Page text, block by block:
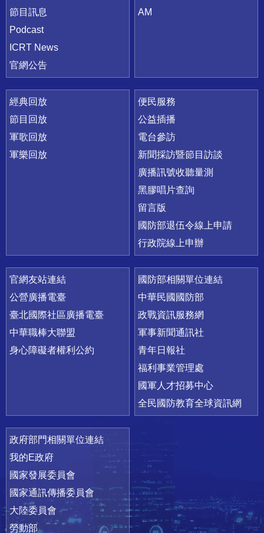
節目訊息
Podcast
ICRT News
官網公告
AM
經典回放
節目回放
軍歌回放
軍樂回放
便民服務
公益插播
電台參訪
新聞採訪暨節目訪談
廣播訊號收聽量測
黑膠唱片查詢
留言版
國防部退伍令線上申請
行政院線上申辦
官網友站連結
公營廣播電臺
臺北國際社區廣播電臺
中華職棒大聯盟
身心障礙者權利公約
國防部相關單位連結
中華民國國防部
政戰資訊服務網
軍事新聞通訊社
青年日報社
福利事業管理處
國軍人才招募中心
全民國防教育全球資訊網
政府部門相關單位連結
我的E政府
國家發展委員會
國家通訊傳播委員會
大陸委員會
勞動部